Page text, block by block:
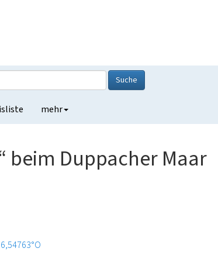
Suche
mehr
beim Duppacher Maar